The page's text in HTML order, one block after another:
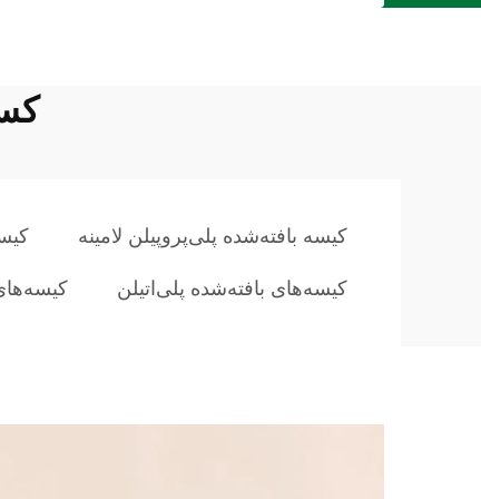
کیسه بافته‌شده پلی‌پروپیلن لامینه
کیسه‌های بافته‌شده پلی‌اتیلن